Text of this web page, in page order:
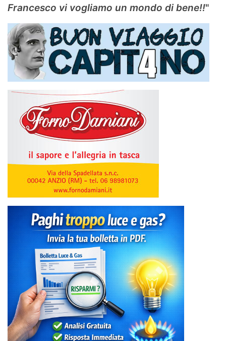
Francesco vi vogliamo un mondo di bene!!"